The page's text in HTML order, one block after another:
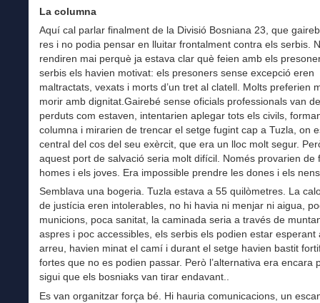
La columna
Aquí cal parlar finalment de la Divisió Bosniana 23, que
res i no podia pensar en lluitar frontalment contra els serbis.
rendiren mai perquè ja estava clar què feien amb els
serbis els havien motivat: els presoners sense excepció eren
maltractats, vexats i morts d’un tret al clatell. Molts preferien
morir amb dignitat.Gairebé sense oficials professionals van
perduts com estaven, intentarien aplegar tots els civils,
columna i mirarien de trencar el setge fugint cap a Tuzla, on
central del cos del seu exèrcit, que era un lloc molt segur.
aquest port de salvació seria molt difícil. Només provarien de
homes i els joves. Era impossible prendre les dones i els nens
Semblava una bogeria. Tuzla estava a 55 quilòmetres. La
de justícia eren intolerables, no hi havia ni menjar ni aigua,
municions, poca sanitat, la caminada seria a través de
aspres i poc accessibles, els serbis els podien estar esperant
arreu, havien minat el camí i durant el setge havien bastit
fortes que no es podien passar. Però l’alternativa era encara
sigui que els bosniaks van tirar endavant..
Es van organitzar força bé. Hi hauria comunicacions, un